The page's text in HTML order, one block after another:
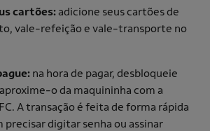
cartões: adicione seus cartões de
vale-refeição e vale-transporte no
na hora de pagar, desbloqueie
o da maquininha com a
A transação é feita de forma rápida
precisar digitar senha ou assinar